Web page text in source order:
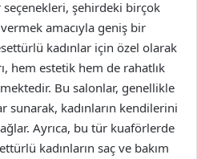
şehirdeki birçok
amacıyla geniş bir
kadınlar için özel olarak
hem estetik hem de rahatlık
Bu salonlar, genellikle
sunarak, kadınların kendilerini
Ayrıca, bu tür kuaförlerde
kadınların saç ve bakım